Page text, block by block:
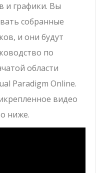
и графики. Вы
собранные
и они будут
по
области
Paradigm Online.
видео
ниже.